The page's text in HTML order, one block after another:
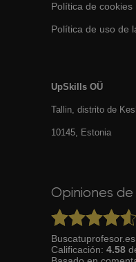
Política de cookies
Política de uso de
UpSkills OÜ
Tallin, distrito de
10145, Estonia
Opiniones
Buscatuprofesor.es
Calificación: 4.58